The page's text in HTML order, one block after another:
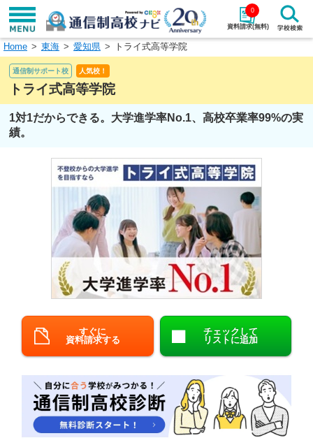
資料請求(無料)
0
学校名で探す
エリアから探す 特徴から探す
北海道・東北
北陸・甲信越
中国
九州・沖縄
閉じる
Home 東海 愛知県 トライ式高等学院
通信制サポート校 人気校！
トライ式高等学院
1対1だからできる。大学進学率No.1、高校卒業率99%の実
績。
すぐに
資料請求する
チェックして
リストに追加